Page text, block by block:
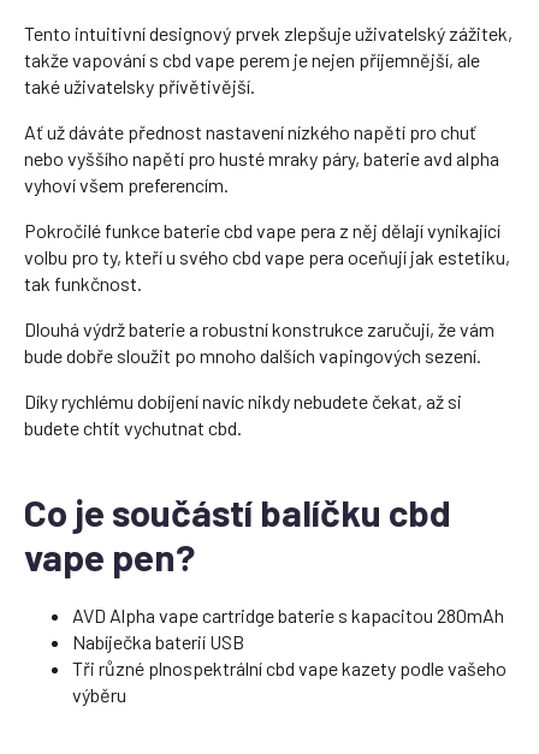
Tento intuitivní designový prvek zlepšuje uživatelský zážitek,
takže vapování s cbd vape perem je nejen příjemnější, ale
také uživatelsky přívětivější.
Ať už dáváte přednost nastavení nízkého napětí pro chuť
nebo vyššího napětí pro husté mraky páry, baterie avd alpha
vyhoví všem preferencím.
Pokročilé funkce baterie cbd vape pera z něj dělají vynikající
volbu pro ty, kteří u svého cbd vape pera oceňují jak estetiku,
tak funkčnost.
Dlouhá výdrž baterie a robustní konstrukce zaručují, že vám
bude dobře sloužit po mnoho dalších vapingových sezení.
Díky rychlému dobíjení navíc nikdy nebudete čekat, až si
budete chtít vychutnat cbd.
Co je součástí balíčku cbd
vape pen?
AVD Alpha vape cartridge baterie s kapacitou 280mAh
Nabíječka baterií USB
Tři různé plnospektrální cbd vape kazety podle vašeho
výběru